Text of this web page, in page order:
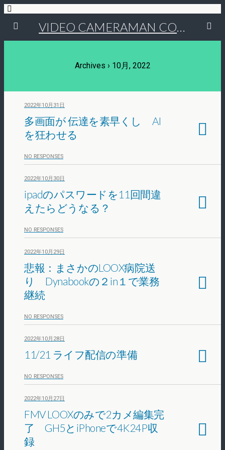
VIDEO CAMERAMAN COMMUNITY
Archives › 10月, 2022
2022年10月31日
多画面が 伝達を素早くし AI
を狂わせる
NO RESPONSES
2022年10月30日
ipadのパスワードを11回間違
えたらどうなる？
NO RESPONSES
2022年10月29日
悲報：まさかのLOOX病院送
り Dynabookの２in１で業務
継続
NO RESPONSES
2022年10月28日
11/21 ライフ配信の準備
NO RESPONSES
2022年10月27日
FMV LOOXのみで2カメ編集完
了 GH5とiPhoneで4K24P収
録